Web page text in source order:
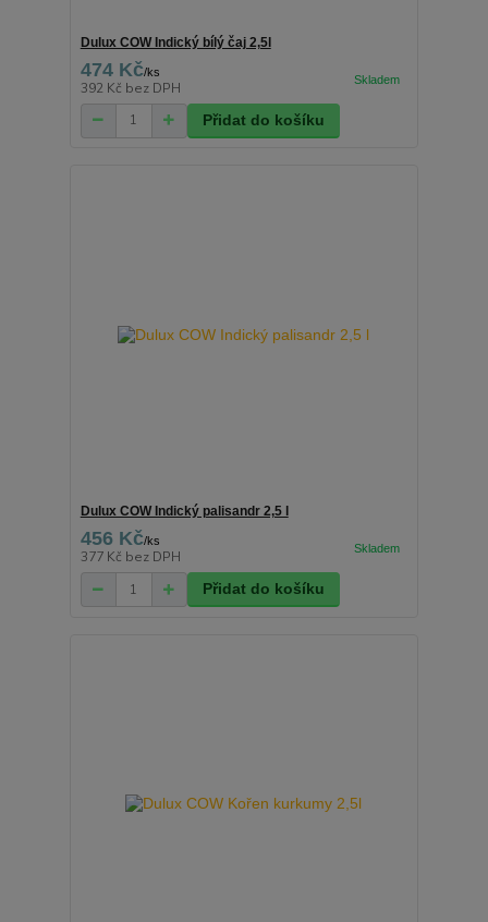
Dulux COW Indický bílý čaj 2,5l
474 Kč/ks
392 Kč bez DPH
Přidat do košíku
Dulux COW Indický palisandr 2,5 l
456 Kč/ks
377 Kč bez DPH
Přidat do košíku